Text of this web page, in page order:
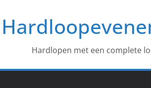
naar
de
Hardlopen met een complete